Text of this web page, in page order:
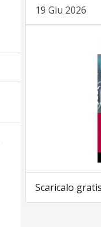
19 Giu 2026
Scaricalo